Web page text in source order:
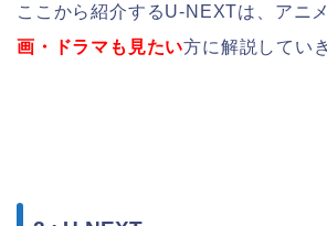
ここから紹介するU-NEXTは、アニ
画・ドラマも見たい方に解説してい